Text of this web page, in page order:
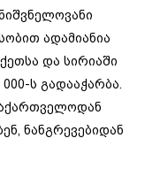
ადამიანია
და სირიაში
ს გადააჭარბა.
ნანგრევებიდან